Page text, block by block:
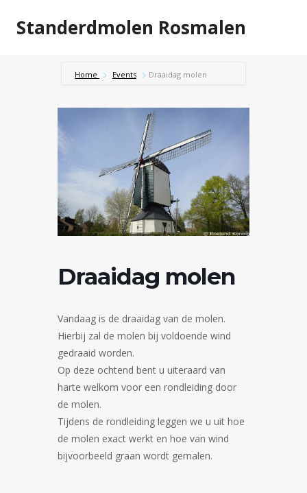
naarStanderdmolen Rosmalen
Home Events Draaidag molen
Draaidag molen
Vandaag is de draaidag van de molen.
Hierbij zal de molen bij voldoende wind
gedraaid worden.
Op deze ochtend bent u uiteraard van
harte welkom voor een rondleiding door
de molen.
Tijdens de rondleiding leggen we u uit hoe
de molen exact werkt en hoe van wind
bijvoorbeeld graan wordt gemalen.